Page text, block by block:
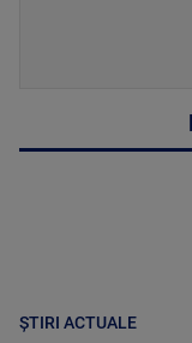
ȘTIRI ACTUALE